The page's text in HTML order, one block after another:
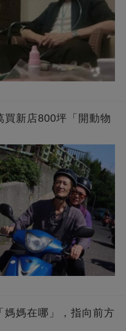
新店800坪「開動物
媽在哪」，指向前方